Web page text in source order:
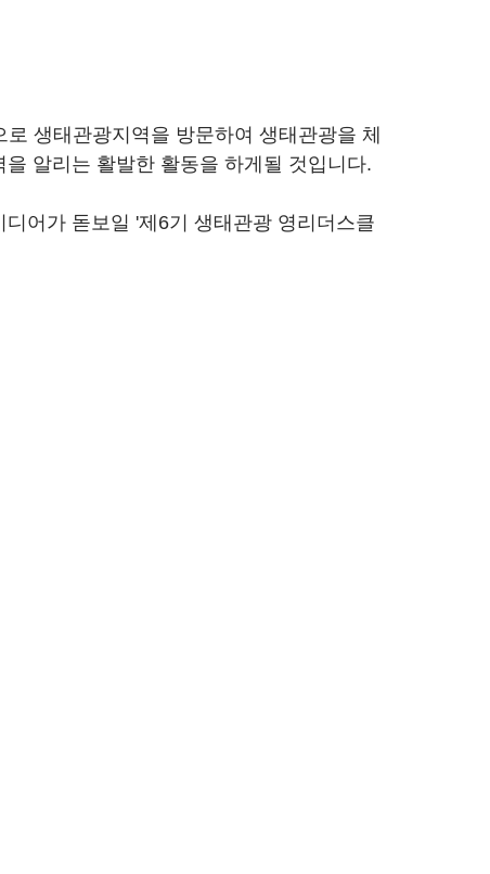
생태관광지역을 방문하여 생태관광을 체
알리는 활발한 활동을 하게될 것입니다.
어가 돋보일 '제6기 생태관광 영리더스클